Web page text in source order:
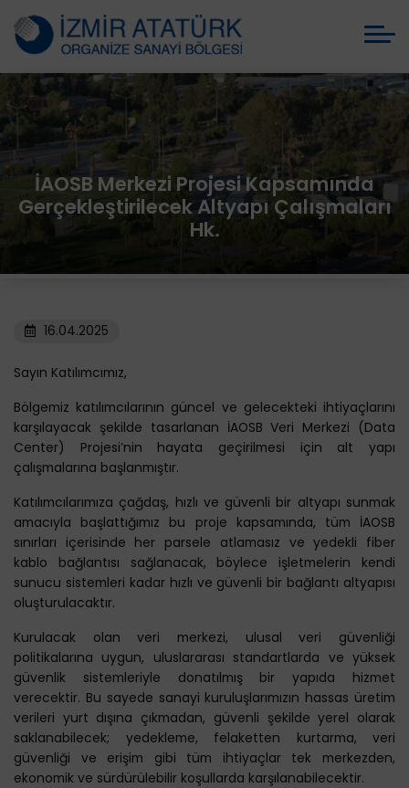
İAOSB Merkezi Projesi Kapsamında
Gerçekleştirilecek Altyapı Çalışmaları
Hk.
16.04.2025
Sayın Katılımcımız,
Bölgemiz katılımcılarının güncel ve gelecekteki ihtiyaçlarını
karşılayacak şekilde tasarlanan İAOSB Veri Merkezi (Data
Center) Projesi’nin hayata geçirilmesi için alt yapı
çalışmalarına başlanmıştır.
Katılımcılarımıza çağdaş, hızlı ve güvenli bir altyapı sunmak
amacıyla başlattığımız bu proje kapsamında, tüm İAOSB
sınırları içerisinde her parsele atlamasız ve yedekli fiber
kablo bağlantısı sağlanacak, böylece işletmelerin kendi
sunucu sistemleri kadar hızlı ve güvenli bir bağlantı altyapısı
oluşturulacaktır.
Kurulacak olan veri merkezi, ulusal veri güvenliği
politikalarına uygun, uluslararası standartlarda ve yüksek
güvenlik sistemleriyle donatılmış bir yapıda hizmet
verecektir. Bu sayede sanayi kuruluşlarımızın hassas üretim
verileri yurt dışına çıkmadan, güvenli şekilde yerel olarak
saklanabilecek; yedekleme, felaketten kurtarma, veri
güvenliği ve erişim gibi tüm ihtiyaçlar tek merkezden,
ekonomik ve sürdürülebilir koşullarda karşılanabilecektir.